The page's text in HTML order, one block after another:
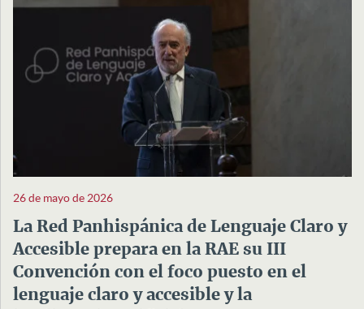
26 de mayo de 2026
La Red Panhispánica de Lenguaje Claro y
Accesible prepara en la RAE su III
Convención con el foco puesto en el
lenguaje claro y accesible y la